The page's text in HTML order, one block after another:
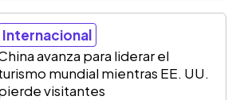
Internacional
avanza para liderar el
mundial mientras EE. UU.
visitantes